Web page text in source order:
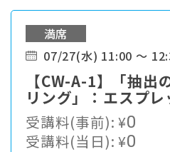
満席
07/27(水) 11:00 ～
【CW-A-1】「抽出
リング」：エスプ
魔法のタッチ
受講料(事前):¥0
受講料(当日):¥0